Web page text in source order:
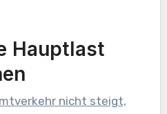
Hauptlast
nicht steigt,